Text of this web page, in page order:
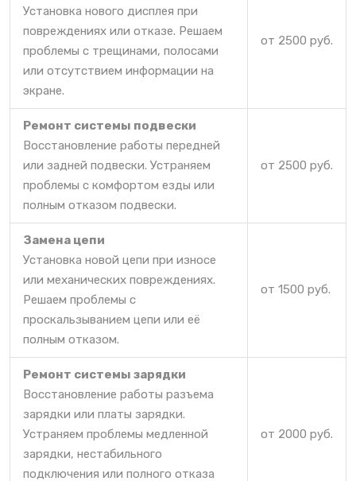
Установка нового дисплея при
повреждениях или отказе. Решаем
проблемы с трещинами, полосами
или отсутствием информации на
экране.
от 2500 руб.
Ремонт системы подвески
Восстановление работы передней
или задней подвески. Устраняем
проблемы с комфортом езды или
полным отказом подвески.
от 2500 руб.
Замена цепи
Установка новой цепи при износе
или механических повреждениях.
Решаем проблемы с
проскальзыванием цепи или её
полным отказом.
от 1500 руб.
Ремонт системы зарядки
Восстановление работы разъема
зарядки или платы зарядки.
Устраняем проблемы медленной
зарядки, нестабильного
подключения или полного отказа
от 2000 руб.